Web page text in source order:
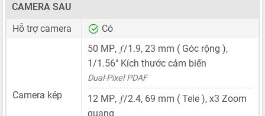
CAMERA SAU
Hỗ trợ camera
Có
Camera kép
50 MP, ƒ/1.9, 23 mm ( Góc rộng ),
1/1.56" Kích thước cảm biến
Dual-Pixel PDAF
12 MP, ƒ/2.4, 69 mm ( Tele ), x3 Zoom
quang